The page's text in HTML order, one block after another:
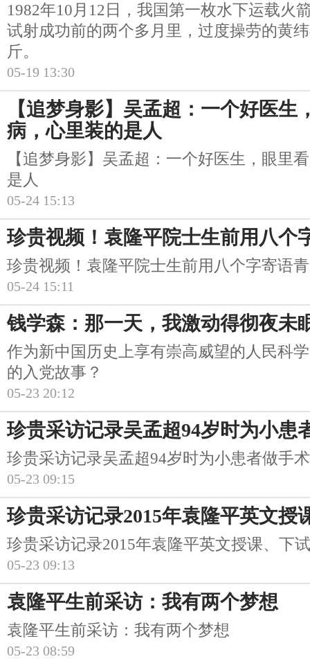
1982年10月12日，我国第一枚水下运载火
试射成功前的两个多月里，过度操劳的黄
斤。
05-19 13:30
【追梦身影】吴孟超：一个好医生
病，心里装的是人
【追梦身影】吴孟超：一个好医生，眼里
是人
05-24 15:13
珍贵视频！袁隆平院士生前用八个
珍贵视频！袁隆平院士生前用八个字寄语
05-24 15:11
钱学森：那一天，我激动得彻夜未
作为新中国历史上享有崇高威望的人民科
的入党故事？
05-23 20:12
珍贵采访记录吴孟超94岁时为小患
珍贵采访记录吴孟超94岁时为小患者做手术
05-23 09:15
珍贵采访记录2015年袁隆平英文授
珍贵采访记录2015年袁隆平英文授课、下
05-23 09:13
袁隆平生前采访：我有两个梦想
袁隆平生前采访：我有两个梦想
05-23 08:59